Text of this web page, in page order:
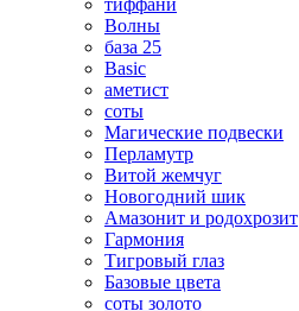
тиффани
Волны
база 25
Basic
аметист
соты
Магические подвески
Перламутр
Витой жемчуг
Новогодний шик
Амазонит и родохрозит
Гармония
Тигровый глаз
Базовые цвета
соты золото